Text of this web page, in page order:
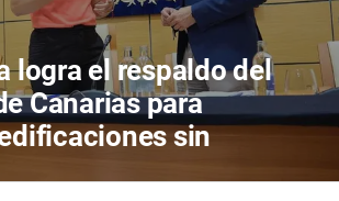
logra el respaldo del
Canarias para
sin